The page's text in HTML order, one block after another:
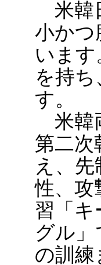
米韓
小かつ
いま
を持
す。
米韓
第二次
え、
性、攻
習「
グル
の訓練